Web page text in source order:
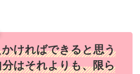
ければできると思う
はそれよりも、限ら